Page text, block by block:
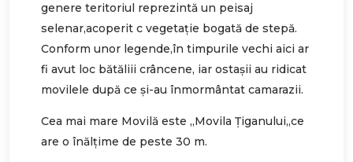
genere teritoriul reprezintă un peisaj
selenar,acoperit c vegetație bogată de stepă.
Conform unor legende,în timpurile vechi aici ar
fi avut loc bătăliii crâncene, iar ostașii au ridicat
movilele după ce și-au înmormântat camarazii.
Cea mai mare Movilă este „Movila Țiganului„ce
are o înălțime de peste 30 m.